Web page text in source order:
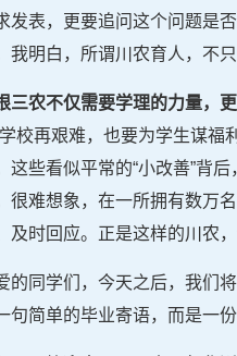
发表，更要追问这个问题是
我明白，所谓川农育人，不
三农不仅需要学理的力量，
校再艰难，也要为学生谋福
这些看似平常的“小改善”背
很难想象，在一所拥有数万
及时回应。正是这样的川农
的同学们，今天之后，我们
句简单的毕业寄语，而是一